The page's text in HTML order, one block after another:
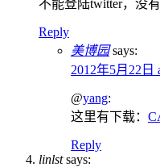
不能登陆twitter，没
Reply
美博园 says:
2012年5月22日
@yang:
这里有下载：
Reply
linlst says: